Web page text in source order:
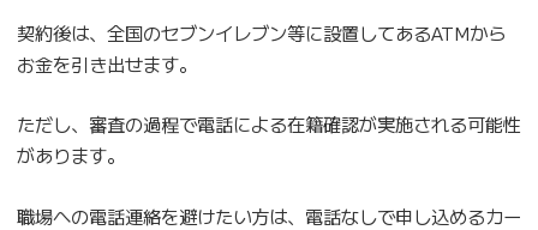
契約後は、全国のセブンイレブン等に設置してあるATMから
お金を引き出せます。
ただし、審査の過程で電話による在籍確認が実施される可能性
があります。
職場への電話連絡を避けたい方は、電話なしで申し込めるカー